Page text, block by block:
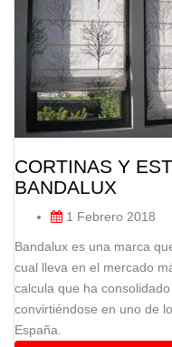
CORTINAS Y
BANDALUX
1 Febrero 2018
Bandalux es una marca
cual lleva en el mercado
calcula que ha
convirtiéndose en uno de
España.